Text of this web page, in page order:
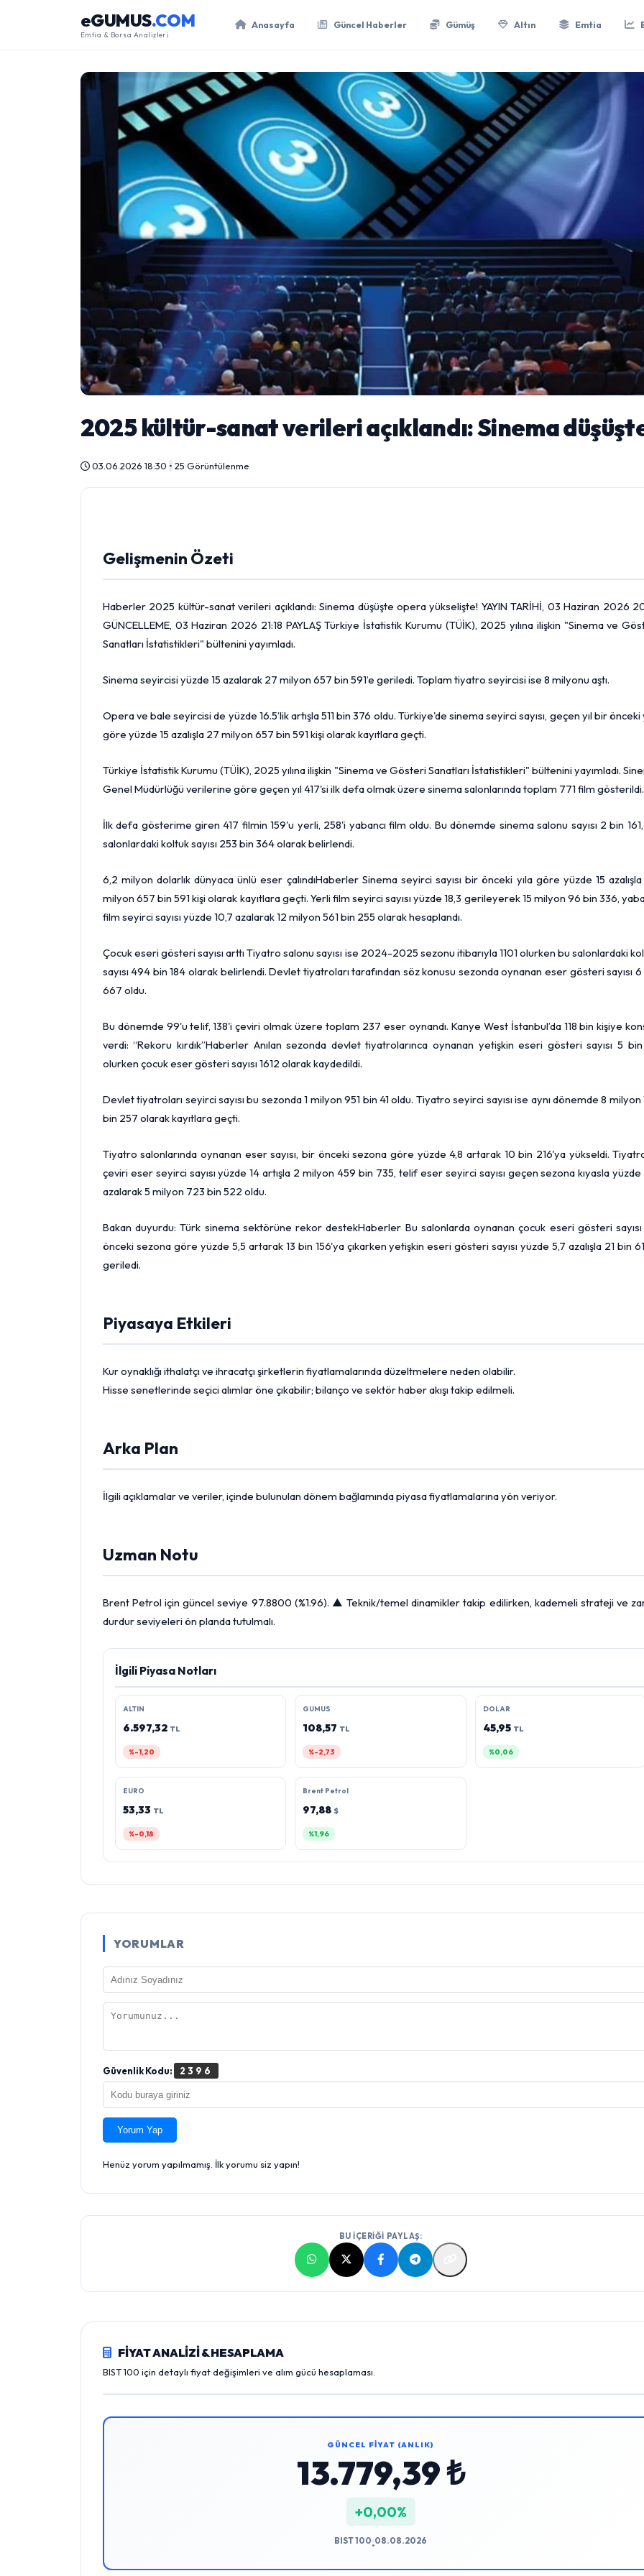
eGUMUS.COM
Emtia & Borsa Analizleri
Anasayfa Güncel Haberler Gümüş Altın Emtia
2025 kültür-sanat verileri açıklandı: Sinema
03.06.2026 18:30 • 25 Görüntülenme
Gelişmenin Özeti
Haberler 2025 kültür-sanat verileri açıklandı: Sinema düşüşte opera yükselişte! YAYIN TARİHİ, 03 Haziran 2026
GÜNCELLEME, 03 Haziran 2026 21:18 PAYLAŞ Türkiye İstatistik Kurumu (TÜİK), 2025 yılına ilişkin "Sinema ve
Sanatları İstatistikleri" bültenini yayımladı.
Sinema seyircisi yüzde 15 azalarak 27 milyon 657 bin 591’e geriledi. Toplam tiyatro seyircisi ise 8 milyonu aştı.
Opera ve bale seyircisi de yüzde 16.5’lik artışla 511 bin 376 oldu. Türkiye'de sinema seyirci sayısı, geçen yıl bir önceki
göre yüzde 15 azalışla 27 milyon 657 bin 591 kişi olarak kayıtlara geçti.
Türkiye İstatistik Kurumu (TÜİK), 2025 yılına ilişkin "Sinema ve Gösteri Sanatları İstatistikleri" bültenini yayımladı.
Genel Müdürlüğü verilerine göre geçen yıl 417'si ilk defa olmak üzere sinema salonlarında toplam 771 film gösterildi.
İlk defa gösterime giren 417 filmin 159'u yerli, 258'i yabancı film oldu. Bu dönemde sinema salonu sayısı 2 bin
salonlardaki koltuk sayısı 253 bin 364 olarak belirlendi.
6,2 milyon dolarlık dünyaca ünlü eser çalındıHaberler Sinema seyirci sayısı bir önceki yıla göre yüzde 15
milyon 657 bin 591 kişi olarak kayıtlara geçti. Yerli film seyirci sayısı yüzde 18,3 gerileyerek 15 milyon 96 bin 336,
film seyirci sayısı yüzde 10,7 azalarak 12 milyon 561 bin 255 olarak hesaplandı.
Çocuk eseri gösteri sayısı arttı Tiyatro salonu sayısı ise 2024-2025 sezonu itibarıyla 1101 olurken bu salonlardaki
sayısı 494 bin 184 olarak belirlendi. Devlet tiyatroları tarafından söz konusu sezonda oynanan eser gösteri sayısı
667 oldu.
Bu dönemde 99'u telif, 138'i çeviri olmak üzere toplam 237 eser oynandı. Kanye West İstanbul’da 118 bin kişiye
verdi: “Rekoru kırdık”Haberler Anılan sezonda devlet tiyatrolarınca oynanan yetişkin eseri gösteri sayısı 5
olurken çocuk eser gösteri sayısı 1612 olarak kaydedildi.
Devlet tiyatroları seyirci sayısı bu sezonda 1 milyon 951 bin 41 oldu. Tiyatro seyirci sayısı ise aynı dönemde 8 milyon
bin 257 olarak kayıtlara geçti.
Tiyatro salonlarında oynanan eser sayısı, bir önceki sezona göre yüzde 4,8 artarak 10 bin 216'ya yükseldi.
çeviri eser seyirci sayısı yüzde 14 artışla 2 milyon 459 bin 735, telif eser seyirci sayısı geçen sezona kıyasla yüzde
azalarak 5 milyon 723 bin 522 oldu.
Bakan duyurdu: Türk sinema sektörüne rekor destekHaberler Bu salonlarda oynanan çocuk eseri gösteri
önceki sezona göre yüzde 5,5 artarak 13 bin 156'ya çıkarken yetişkin eseri gösteri sayısı yüzde 5,7 azalışla 21 bin
geriledi.
Piyasaya Etkileri
Kur oynaklığı ithalatçı ve ihracatçı şirketlerin fiyatlamalarında düzeltmelere neden olabilir.
Hisse senetlerinde seçici alımlar öne çıkabilir; bilanço ve sektör haber akışı takip edilmeli.
Arka Plan
İlgili açıklamalar ve veriler, içinde bulunulan dönem bağlamında piyasa fiyatlamalarına yön veriyor.
Uzman Notu
Brent Petrol için güncel seviye 97.8800 (%1.96). ▲ Teknik/temel dinamikler takip edilirken, kademeli strateji ve
durdur seviyeleri ön planda tutulmalı.
İlgili Piyasa Notları
ALTIN
6.597,32 TL
%-1,20
GUMUS
108,57 TL
%-2,73
DOLAR
45,95 TL
%0,06
EURO
53,33 TL
%-0,18
Brent Petrol
97,88$
%1,96
YORUMLAR
Güvenlik Kodu: 2396
Yorum Yap
Henüz yorum yapılmamış. İlk yorumu siz yapın!
BU İÇERİĞİ PAYLAŞ:
FİYAT ANALİZİ & HESAPLAMA
BIST 100 için detaylı fiyat değişimleri ve alım gücü hesaplaması.
GÜNCEL FİYAT (ANLIK)
13.779,39 ₺
+0,00%
BIST 100•08.08.2026